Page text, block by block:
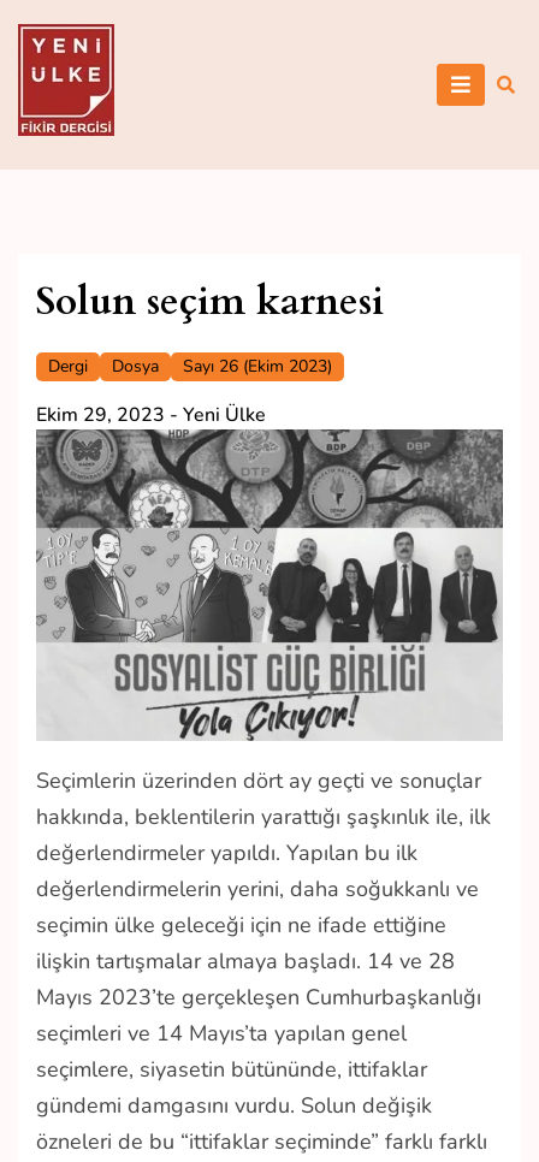
content
Yeni Ülke
Solun seçim karnesi
Dergi Dosya Sayı 26 (Ekim 2023)
Ekim 29, 2023 - Yeni Ülke
Seçimlerin üzerinden dört ay geçti ve sonuçlar
hakkında, beklentilerin yarattığı şaşkınlık ile, ilk
değerlendirmeler yapıldı. Yapılan bu ilk
değerlendirmelerin yerini, daha soğukkanlı ve
seçimin ülke geleceği için ne ifade ettiğine
ilişkin tartışmalar almaya başladı. 14 ve 28
Mayıs 2023’te gerçekleşen Cumhurbaşkanlığı
seçimleri ve 14 Mayıs’ta yapılan genel
seçimlere, siyasetin bütününde, ittifaklar
gündemi damgasını vurdu. Solun değişik
özneleri de bu “ittifaklar seçiminde” farklı farklı